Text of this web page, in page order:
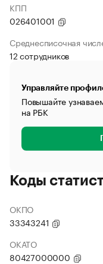
КПП
026401001
Среднесписочная
12 сотрудников
Управляйте
Повышайте
на РБК
Коды
ОКПО
33343241
ОКАТО
80427000000